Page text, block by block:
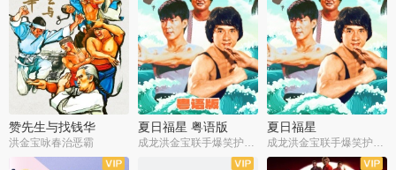
赞先生与找钱华
洪金宝咏春治恶霸
夏日福星 粤语版
成龙洪金宝联手爆笑护美女
夏日福星
成龙洪金宝联手爆笑护美女